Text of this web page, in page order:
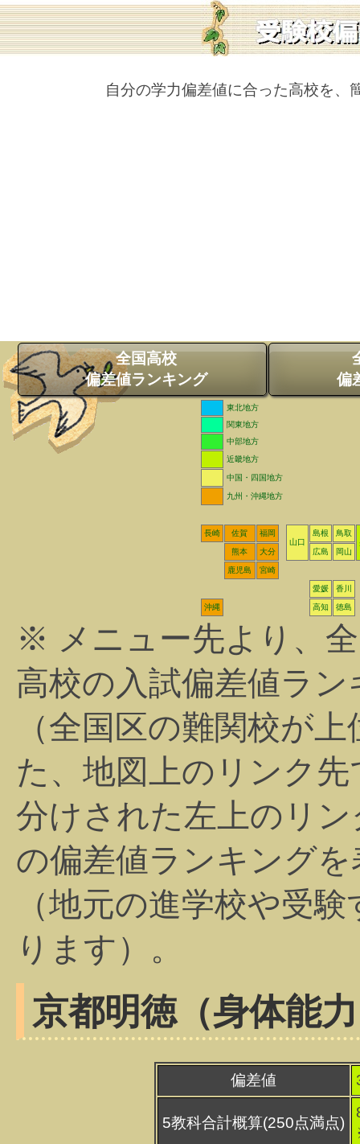
自分の学力偏差値に合った高校を、
全国高校
偏差値ランキング
偏
東北地方
関東地方
中部地方
近畿地方
中国・四国地方
九州・沖縄地方
長崎 佐賀
福岡
山口
島根
鳥取
熊本
大分 広島 岡山
鹿児島 宮崎
愛媛 香川
沖縄 高知 徳島
※ メニュー先より、
高校の入試偏差値ラ
（全国区の難関校が
た、地図上のリンク
分けされた左上のリ
の偏差値ランキング
（地元の進学校や受
ります）。
京都明徳（身体能
偏差値
5教科合計概算(250点満点)